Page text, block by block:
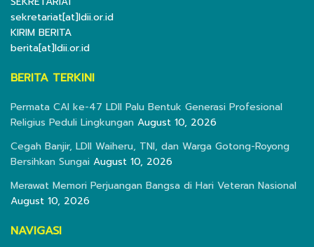
sekretariat[at]ldii.or.id
KIRIM BERITA
berita[at]ldii.or.id
BERITA TERKINI
Permata CAI ke-47 LDII Palu Bentuk Generasi Profesional
Religius Peduli Lingkungan August 10, 2026
Cegah Banjir, LDII Waiheru, TNI, dan Warga Gotong-Royong
Bersihkan Sungai August 10, 2026
Merawat Memori Perjuangan Bangsa di Hari Veteran Nasional
August 10, 2026
NAVIGASI